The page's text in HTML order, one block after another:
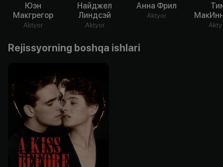
Юэн
Макгрегор
Aktyor
Найджел
Линдсэй
Aktyor
Анна Фрил
Aktyor
Rejissyorning boshqa ishlari